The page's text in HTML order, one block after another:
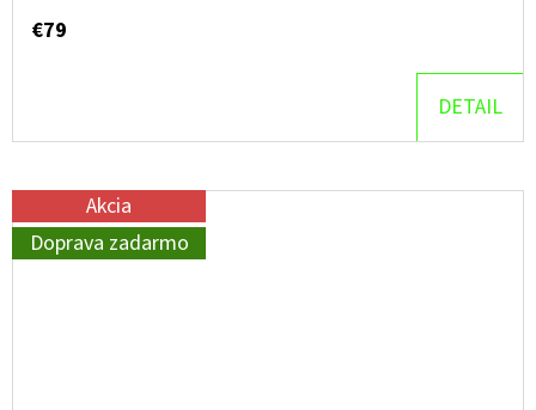
€79
DETAIL
Akcia
Doprava zadarmo